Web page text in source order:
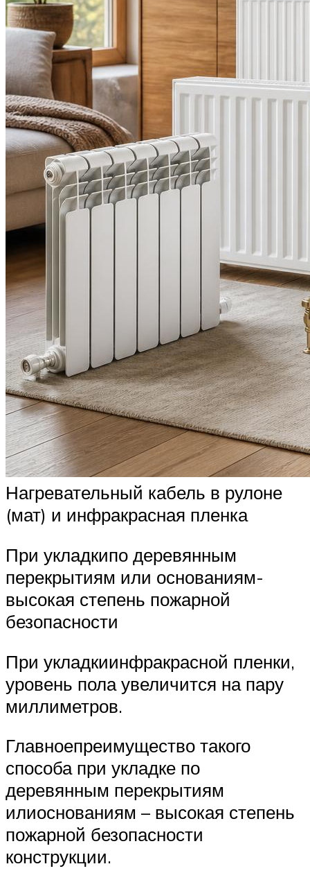
Нагревательный кабель в рулоне
(мат) и инфракрасная пленка
При укладкипо деревянным
перекрытиям или основаниям-
высокая степень пожарной
безопасности
При укладкиинфракрасной пленки,
уровень пола увеличится на пару
миллиметров.
Главноепреимущество такого
способа при укладке по
деревянным перекрытиям
илиоснованиям – высокая степень
пожарной безопасности
конструкции.